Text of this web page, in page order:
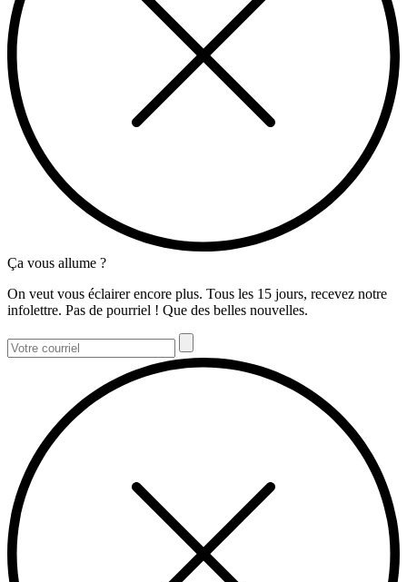
Ça vous allume ?
On veut vous éclairer encore plus. Tous les 15 jours, recevez notre
infolettre. Pas de pourriel ! Que des belles nouvelles.